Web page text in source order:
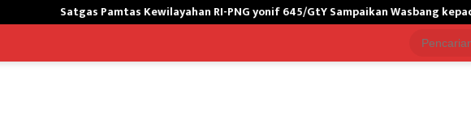
Pamtas Kewilayahan RI-PNG yonif 645/GtY Sampaikan Wasbang kepada Siswa SDN